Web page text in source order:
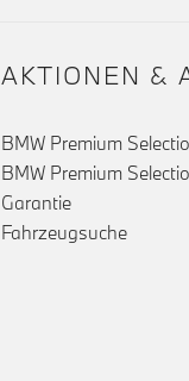
AKTIONEN &
BMW Premium
BMW Premium
Garantie
Fahrzeugsuche